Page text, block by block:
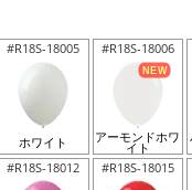
#R18S-18005
ホワイト
#R18S-18006
アーモンドホワ
イト
#R18S-18012
#R18S-18015